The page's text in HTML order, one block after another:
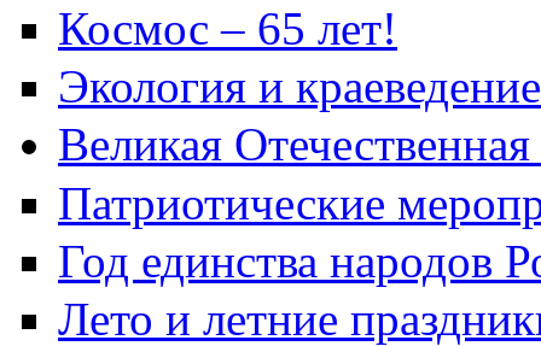
Космос – 65 лет!
Экология и краеведение
Великая
Патриотические
Год единства народов
Лето и летние